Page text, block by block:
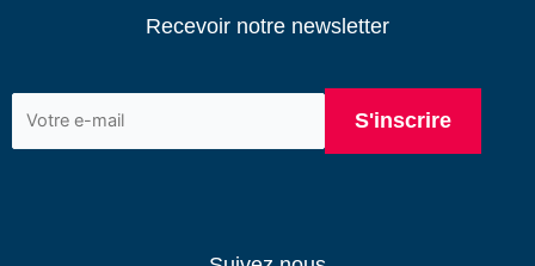
Recevoir notre newsletter